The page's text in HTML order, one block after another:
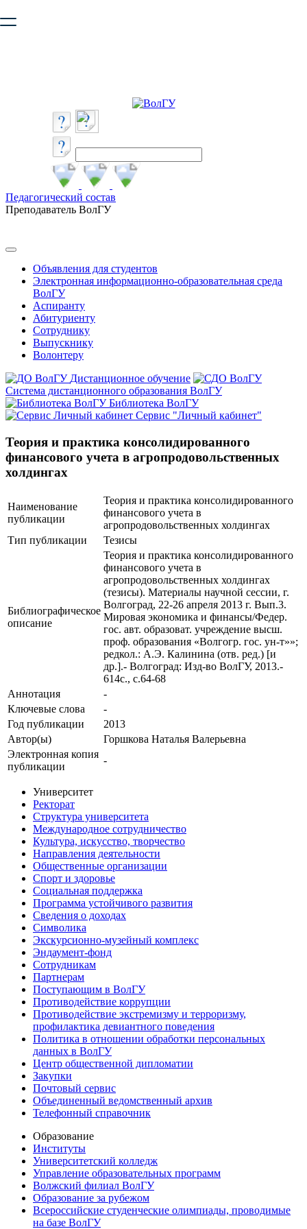
безопасную работу с сайтом. Пожалуйста
Педагогический состав
Преподаватель ВолГУ
Объявления для студентов
Электронная информационно-образовательная среда
ВолГУ
Аспиранту
Абитуриенту
Сотруднику
Выпускнику
Волонтеру
Дистанционное обучение
Система дистанционного образования ВолГУ
Библиотека ВолГУ
Сервис "Личный кабинет"
Теория и практика консолидированного
финансового учета в агропродовольственных
холдингах
Наименование
публикации
Теория и практика консолидированного
финансового учета в
агропродовольственных холдингах
Тип публикации
Тезисы
Библиографическое
описание
Теория и практика консолидированного
финансового учета в
агропродовольственных холдингах
(тезисы). Материалы научной сессии, г.
Волгоград, 22-26 апреля 2013 г. Вып.3.
Мировая экономика и финансы/Федер.
гос. авт. образоват. учреждение высш.
проф. образования «Волгогр. гос. ун-т»»;
редкол.: А.Э. Калинина (отв. ред.) [и
др.].- Волгоград: Изд-во ВолГУ, 2013.-
614с., с.64-68
Аннотация
-
Ключевые cлова
-
Год публикации
2013
Автор(ы)
Горшкова Наталья Валерьевна
Электронная копия
публикации
-
Университет
Ректорат
Структура университета
Международное сотрудничество
Культура, искусство, творчество
Направления деятельности
Общественные организации
Спорт и здоровье
Социальная поддержка
Программа устойчивого развития
Сведения о доходах
Символика
Экскурсионно-музейный комплекс
Эндаумент-фонд
Сотрудникам
Партнерам
Поступающим в ВолГУ
Противодействие коррупции
Противодействие экстремизму и терроризму,
профилактика девиантного поведения
Политика в отношении обработки персональных
данных в ВолГУ
Центр общественной дипломатии
Закупки
Почтовый сервис
Объединенный ведомственный архив
Телефонный справочник
Образование
Институты
Университетский колледж
Управление образовательных программ
Волжский филиал ВолГУ
Образование за рубежом
Всероссийские студенческие олимпиады, проводимые
на базе ВолГУ